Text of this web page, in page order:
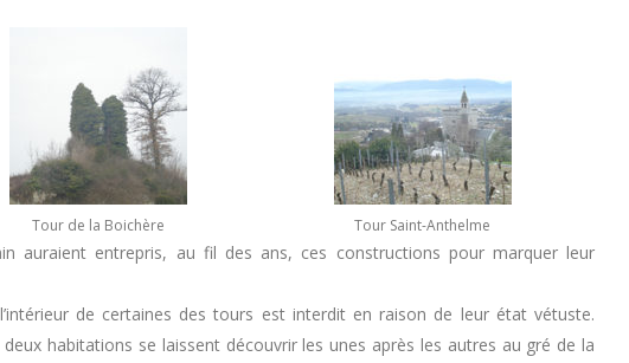
Tour de la Boichère Tour Saint-Anthelme
auraient entrepris, au fil des ans, ces constructions pour marquer leur
de certaines des tours est interdit en raison de leur état vétuste.
habitations se laissent découvrir les unes après les autres au gré de la